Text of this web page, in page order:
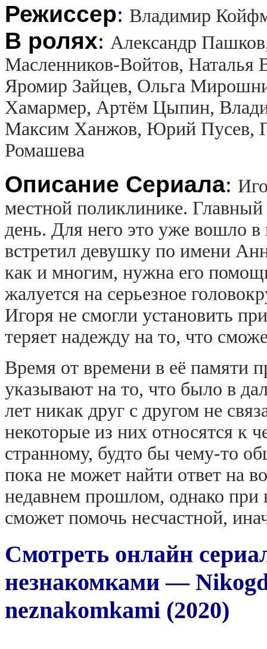
Режиссер: Владимир
В ролях: Александр
Масленников-Войтов,
Яромир Зайцев, Ольга
Хамармер, Артём Цыпин,
Максим Ханжов, Юрий Пусев,
Ромашева
Описание Сериала:
местной поликлинике.
день. Для него это уже вошло
встретил девушку по имени
как и многим, нужна его
жалуется на серьезное
Игоря не смогли установить
теряет надежду на то, что
Время от времени в её памяти
указывают на то, что было в
лет никак друг с другом не
некоторые из них относятся к
странному, будто бы чему-то
пока не может найти ответ на
недавнем прошлом, однако при
сможет помочь несчастной,
Смотреть онлайн
незнакомками —
neznakomkami (2020)